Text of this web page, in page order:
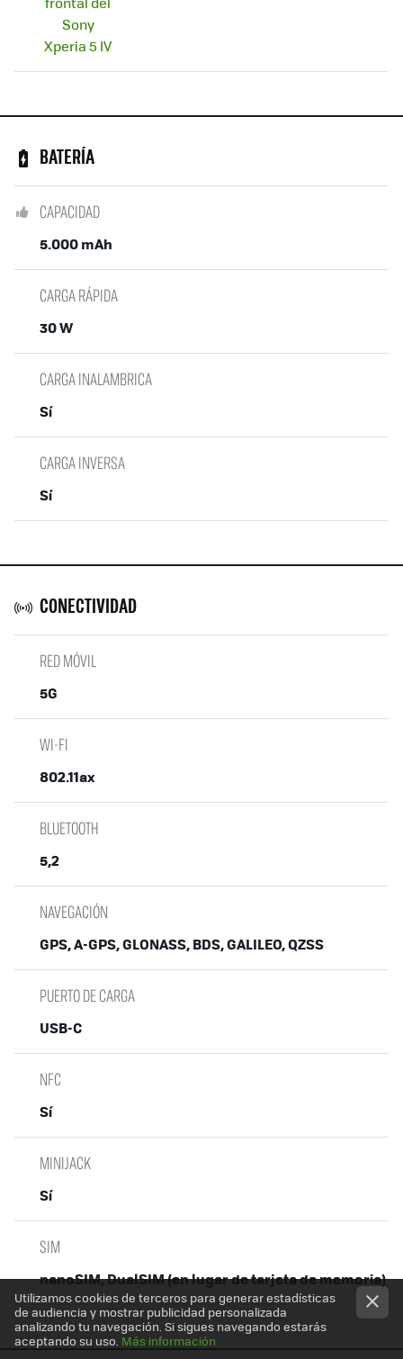
BATERÍA
CAPACIDAD
5.000 mAh
CARGA RÁPIDA
30 W
CARGA INALAMBRICA
Sí
CARGA INVERSA
Sí
CONECTIVIDAD
RED MÓVIL
5G
WI-FI
802.11ax
BLUETOOTH
5,2
NAVEGACIÓN
GPS, A-GPS, GLONASS, BDS, GALILEO, QZSS
PUERTO DE CARGA
USB-C
NFC
Sí
MINIJACK
Sí
SIM
nanoSIM, DualSIM (en lugar de tarjeta de memoria)
Utilizamos cookies de terceros para generar estadísticas
de audiencia y mostrar publicidad personalizada
analizando tu navegación. Si sigues navegando estarás
aceptando su uso. Más información